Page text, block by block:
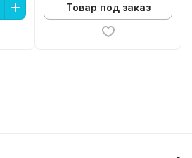
Товар под заказ